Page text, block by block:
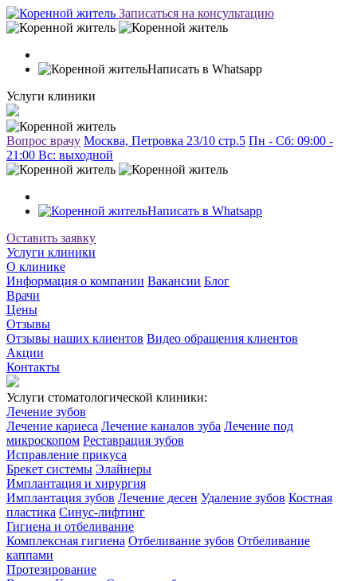
Записаться на консультацию
Написать в Whatsapp
Услуги клиники
Вопрос врачу Москва, Петровка 23/10 стр.5 Пн - Сб: 09:00 -
21:00 Вc: выходной
Написать в Whatsapp
Оставить заявку
Услуги клиники
О клинике
Информация о компании Вакансии Блог
Врачи
Цены
Отзывы
Отзывы наших клиентов Видео обращения клиентов
Акции
Контакты
Услуги стоматологической клиники:
Лечение зубов
Лечение кариеса Лечение каналов зуба Лечение под
микроскопом Реставрация зубов
Исправление прикуса
Брекет системы Элайнеры
Имплантация и хирургия
Имплантация зубов Лечение десен Удаление зубов Костная
пластика Синус-лифтинг
Гигиена и отбеливание
Комплексная гигиена Отбеливание зубов Отбеливание
каппами
Протезирование